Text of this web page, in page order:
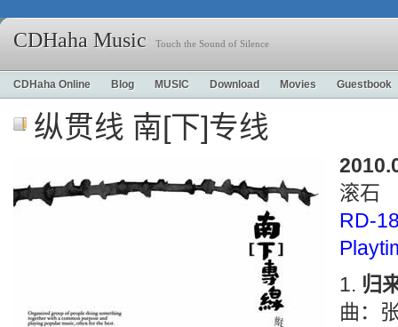
CDHaha Music Touch the Sound of Silence
CDHaha Online Blog MUSIC Download Movies Guestbook
纵贯线 南[下]专线
滚石
RD-
归
曲：